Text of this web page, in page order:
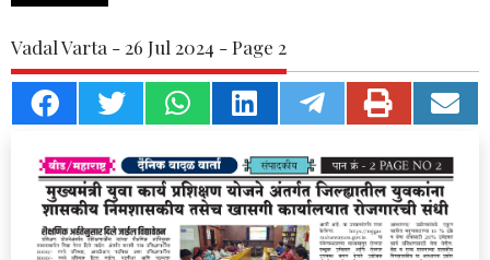
Vadal Varta - 26 Jul 2024 - Page 2